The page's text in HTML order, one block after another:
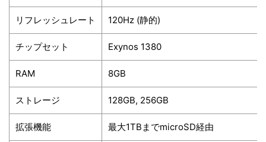
リフレッシュレート 120Hz (静的)
チップセット Exynos 1380
RAM 8GB
ストレージ 128GB, 256GB
拡張機能 最大1TBまでmicroSD経由